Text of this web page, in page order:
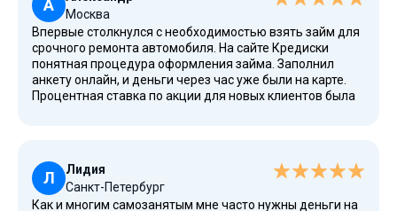
А
Москва
Впервые столкнулся с необходимостью взять займ для
срочного ремонта автомобиля. На сайте Кредиски
понятная процедура оформления займа. Заполнил
анкету онлайн, и деньги через час уже были на карте.
Процентная ставка по акции для новых клиентов была
или штрафов. Здесь нет подводных камней.
Л
Лидия
Санкт-Петербург
Как и многим самозанятым мне часто нужны деньги на